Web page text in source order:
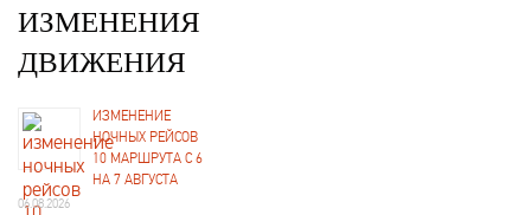
ИЗМЕНЕНИЯ
ДВИЖЕНИЯ
ИЗМЕНЕНИЕ
НОЧНЫХ РЕЙСОВ
10 МАРШРУТА С 6
НА 7 АВГУСТА
06.08.2026